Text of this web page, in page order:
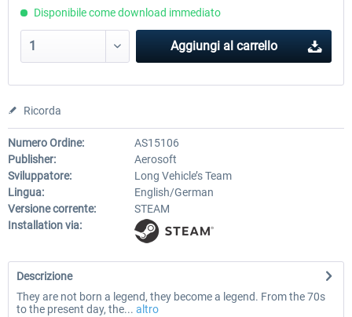
Disponibile come download immediato
Aggiungi al carrello
Ricorda
Numero Ordine:
AS15106
Publisher:
Aerosoft
Sviluppatore:
Long Vehicle’s Team
Lingua:
English/German
Versione corrente:
STEAM
Installation via:
Descrizione
They are not born a legend, they become a legend. From the 70s
to the present day, the... altro